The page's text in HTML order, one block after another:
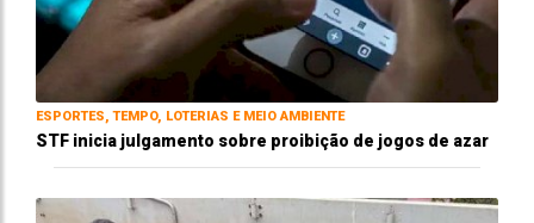
ESPORTES, TEMPO, LOTERIAS E MEIO AMBIENTE
STF inicia julgamento sobre proibição de jogos de azar